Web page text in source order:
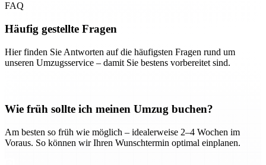
FAQ
Häufig gestellte Fragen
Hier finden Sie Antworten auf die häufigsten Fragen rund um
unseren Umzugsservice – damit Sie bestens vorbereitet sind.
Wie früh sollte ich meinen Umzug buchen?
Am besten so früh wie möglich – idealerweise 2–4 Wochen im
Voraus. So können wir Ihren Wunschtermin optimal einplanen.